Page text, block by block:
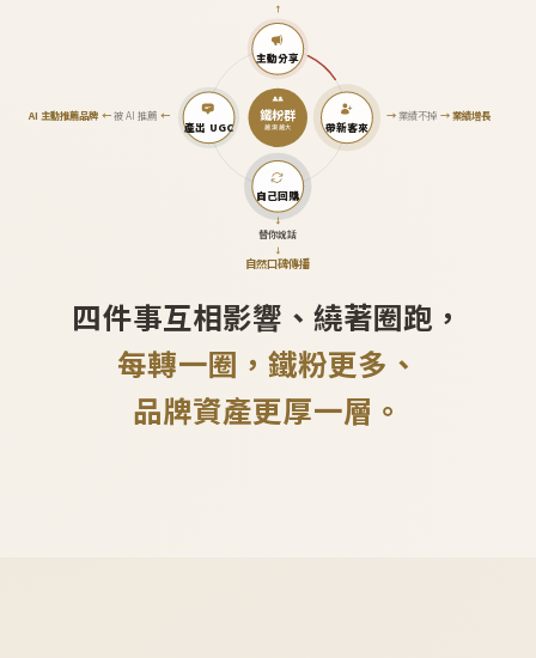
鐵粉群
越滾越大
主動分享
↑
帶新客來
→業績不掉 →業績增長
自己回購
↓
替你說話
↓
自然口碑傳播
產出 UGC
AI 主動推薦品牌←被 AI 推薦 ←
四件事互相影響、繞著圈跑，
每轉一圈，鐵粉更多、
品牌資產更厚一層。